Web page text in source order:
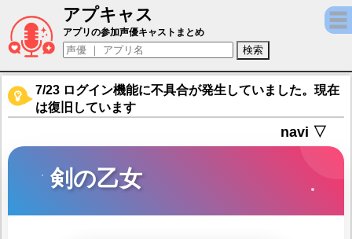
アプキャス
剣の乙女（声優：遠藤綾)【ダンまち?メモリ
アプリの参加声優キャストまとめ
7/23 ログイン機能に不具合が発生していました。現在
は復旧しています
navi ▽
剣の乙女